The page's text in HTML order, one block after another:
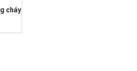
cháy